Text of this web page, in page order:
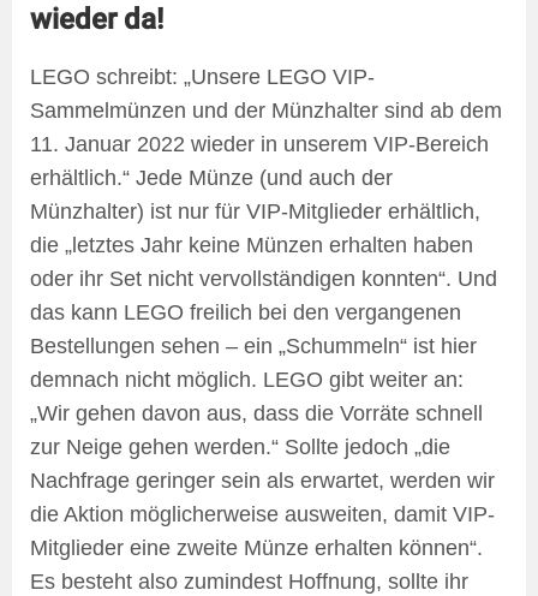
wieder da!
LEGO schreibt: „Unsere LEGO VIP-
Sammelmünzen und der Münzhalter sind ab dem
11. Januar 2022 wieder in unserem VIP-Bereich
erhältlich.“ Jede Münze (und auch der
Münzhalter) ist nur für VIP-Mitglieder erhältlich,
die „letztes Jahr keine Münzen erhalten haben
oder ihr Set nicht vervollständigen konnten“. Und
das kann LEGO freilich bei den vergangenen
Bestellungen sehen – ein „Schummeln“ ist hier
demnach nicht möglich. LEGO gibt weiter an:
„Wir gehen davon aus, dass die Vorräte schnell
zur Neige gehen werden.“ Sollte jedoch „die
Nachfrage geringer sein als erwartet, werden wir
die Aktion möglicherweise ausweiten, damit VIP-
Mitglieder eine zweite Münze erhalten können“.
Es besteht also zumindest Hoffnung, sollte ihr